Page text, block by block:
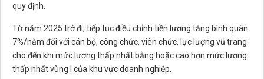
quy định.
Từ năm 2025 trở đi, tiếp tục điều chỉnh tiền lương tăng bình quân
7%/năm đối với cán bộ, công chức, viên chức, lực lượng vũ trang
cho đến khi mức lương thấp nhất bằng hoặc cao hơn mức lương
thấp nhất vùng I của khu vực doanh nghiệp.